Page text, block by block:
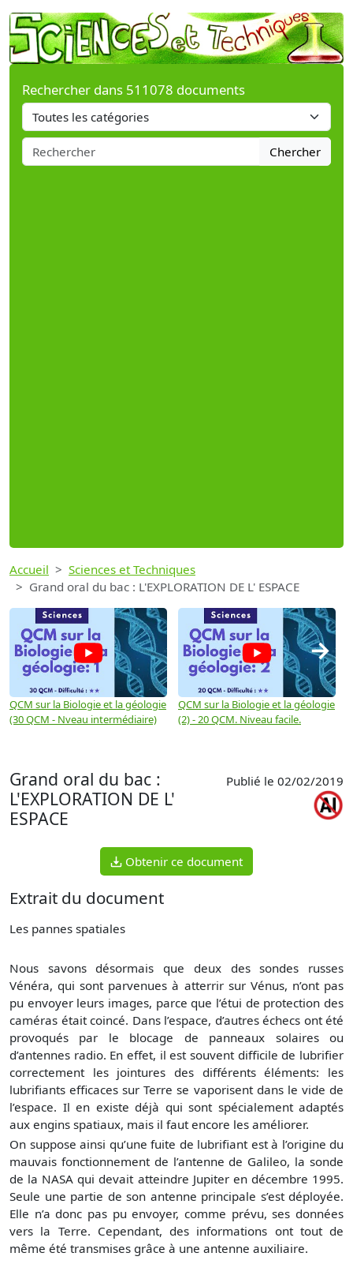
Rechercher dans 511078 documents
Chercher
Accueil
Sciences et Techniques
Grand oral du bac : L'EXPLORATION DE L' ESPACE
QCM sur la Biologie et la géologie
(30 QCM - Nveau intermédiaire)
QCM sur la Biologie et la géologie
(2) - 20 QCM. Niveau facile.
→
Grand oral du bac :
L'EXPLORATION DE L'
ESPACE
Publié le 02/02/2019
Obtenir ce document
Extrait du document
Les pannes spatiales
Nous savons désormais que deux des sondes russes
Vénéra, qui sont parvenues à atterrir sur Vénus, n’ont pas
pu envoyer leurs images, parce que l’étui de protection des
caméras était coincé. Dans l’espace, d’autres échecs ont été
provoqués par le blocage de panneaux solaires ou
d’antennes radio. En effet, il est souvent difficile de lubrifier
correctement les jointures des différents éléments: les
lubrifiants efficaces sur Terre se vaporisent dans le vide de
l’espace. Il en existe déjà qui sont spécialement adaptés
aux engins spatiaux, mais il faut encore les améliorer.
On suppose ainsi qu’une fuite de lubrifiant est à l’origine du
mauvais fonctionnement de l’antenne de Galileo, la sonde
de la NASA qui devait atteindre Jupiter en décembre 1995.
Seule une partie de son antenne principale s’est déployée.
Elle n’a donc pas pu envoyer, comme prévu, ses données
vers la Terre. Cependant, des informations ont tout de
même été transmises grâce à une antenne auxiliaire.